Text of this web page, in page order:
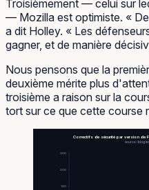
Troisièmement — celui sur
— Mozilla est optimiste. «
a dit Holley. « Les
gagner, et de manière
Nous pensons que la
deuxième mérite plus
troisième a raison sur la
tort sur ce que cette course
Correctifs de sécurité par version de
source : blog
300
200
100